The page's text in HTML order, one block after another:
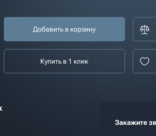
Добавить в корзину
Купить в 1 клик
Закажите